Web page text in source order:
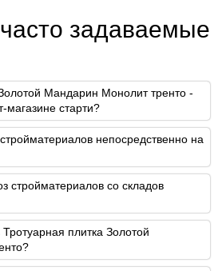
задаваемые
Мандарин Монолит тренто -
магазине старти?
непосредственно на
стройматериалов со складов
плитка Золотой